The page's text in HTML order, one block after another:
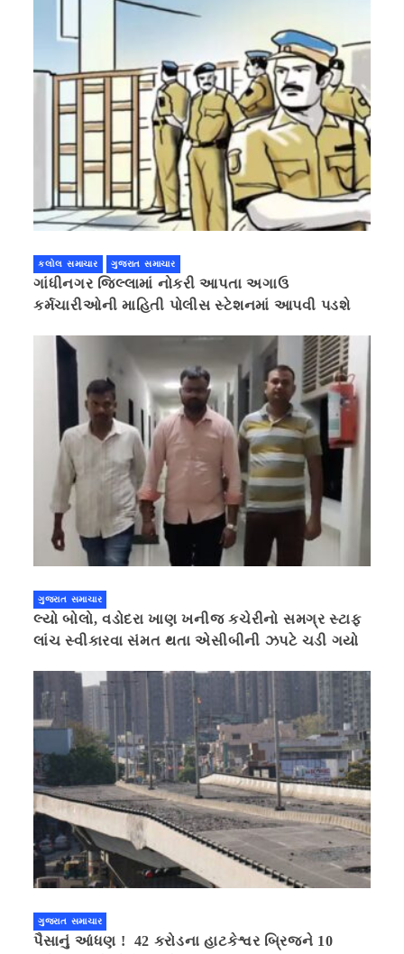
કલોલ સમાચાર ગુજરાત સમાચાર
ગાંધીનગર જિલ્લામાં નોકરી આપતા અગાઉ
કર્મચારીઓની માહિતી પોલીસ સ્ટેશનમાં આપવી પડશે
ગુજરાત સમાચાર
લ્યો બોલો, વડોદરા ખાણ ખનીજ કચેરીનો સમગ્ર સ્ટાફ
લાંચ સ્વીકારવા સંમત થતા એસીબીની ઝપટે ચડી ગયો
ગુજરાત સમાચાર
પૈસાનું આંધણ ! 42 કરોડના હાટકેશ્વર બ્રિજને 10